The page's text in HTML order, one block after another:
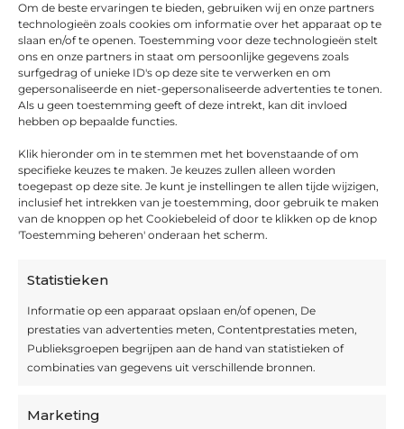
Om de beste ervaringen te bieden, gebruiken wij en onze partners
technologieën zoals cookies om informatie over het apparaat op te
slaan en/of te openen. Toestemming voor deze technologieën stelt
ons en onze partners in staat om persoonlijke gegevens zoals
surfgedrag of unieke ID's op deze site te verwerken en om
gepersonaliseerde en niet-gepersonaliseerde advertenties te tonen.
Als u geen toestemming geeft of deze intrekt, kan dit invloed
hebben op bepaalde functies.
Klik hieronder om in te stemmen met het bovenstaande of om
specifieke keuzes te maken. Je keuzes zullen alleen worden
toegepast op deze site. Je kunt je instellingen te allen tijde wijzigen,
inclusief het intrekken van je toestemming, door gebruik te maken
van de knoppen op het Cookiebeleid of door te klikken op de knop
'Toestemming beheren' onderaan het scherm.
Statistieken
Informatie op een apparaat opslaan en/of openen, De
prestaties van advertenties meten, Contentprestaties meten,
Publieksgroepen begrijpen aan de hand van statistieken of
combinaties van gegevens uit verschillende bronnen.
Marketing
Openingsuren